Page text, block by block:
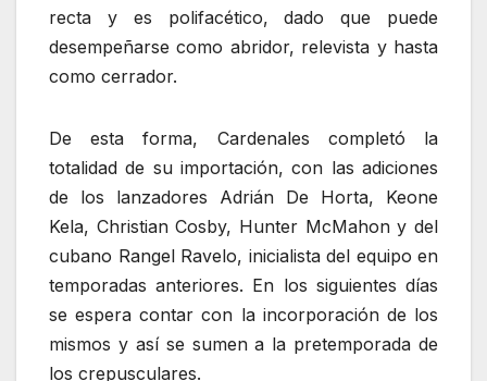
recta y es polifacético, dado que puede
desempeñarse como abridor, relevista y hasta
como cerrador.
De esta forma, Cardenales completó la
totalidad de su importación, con las adiciones
de los lanzadores Adrián De Horta, Keone
Kela, Christian Cosby, Hunter McMahon y del
cubano Rangel Ravelo, inicialista del equipo en
temporadas anteriores. En los siguientes días
se espera contar con la incorporación de los
mismos y así se sumen a la pretemporada de
los crepusculares.